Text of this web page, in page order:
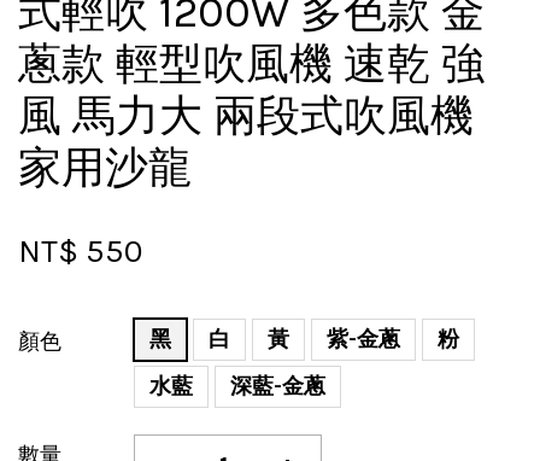
式輕吹 1200W 多色款 金
蔥款 輕型吹風機 速乾 強
風 馬力大 兩段式吹風機
家用沙龍
NT$ 550
顏色 黑 白 黃 紫-金蔥
粉
水藍
深藍-金蔥
數量